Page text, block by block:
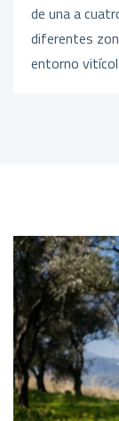
de una a
diferentes
entorno